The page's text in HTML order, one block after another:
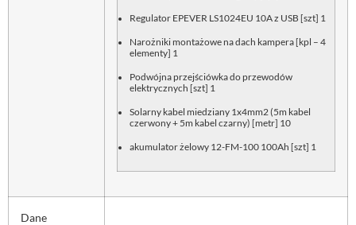
Regulator EPEVER LS1024EU 10A z USB [szt] 1
Narożniki montażowe na dach kampera [kpl – 4
elementy] 1
Podwójna przejściówka do przewodów
elektrycznych [szt] 1
Solarny kabel miedziany 1x4mm2 (5m kabel
czerwony + 5m kabel czarny) [metr] 10
akumulator żelowy 12-FM-100 100Ah [szt] 1
Dane